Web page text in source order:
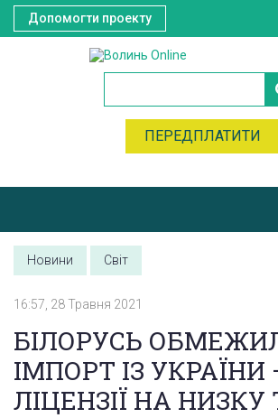
Допомогти проекту
ПЕРЕДПЛАТИТИ
Новини Світ
16:57, 28 Травня 2021
БІЛОРУСЬ
ІМПОРТ ІЗ УКРАЇНИ
ЛІЦЕНЗІЇ НА НИЗКУ